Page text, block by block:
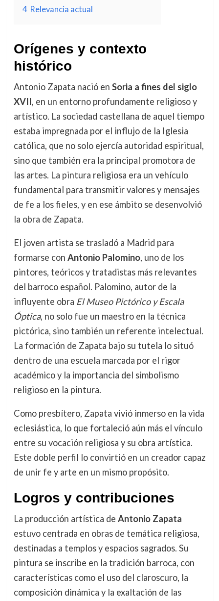
4 Relevancia actual
Orígenes y contexto
histórico
Antonio Zapata nació en Soria a fines del siglo
XVII, en un entorno profundamente religioso y
artístico. La sociedad castellana de aquel tiempo
estaba impregnada por el influjo de la Iglesia
católica, que no solo ejercía autoridad espiritual,
sino que también era la principal promotora de
las artes. La pintura religiosa era un vehículo
fundamental para transmitir valores y mensajes
de fe a los fieles, y en ese ámbito se desenvolvió
la obra de Zapata.
El joven artista se trasladó a Madrid para
formarse con Antonio Palomino, uno de los
pintores, teóricos y tratadistas más relevantes
del barroco español. Palomino, autor de la
influyente obra El Museo Pictórico y Escala
Óptica, no solo fue un maestro en la técnica
pictórica, sino también un referente intelectual.
La formación de Zapata bajo su tutela lo situó
dentro de una escuela marcada por el rigor
académico y la importancia del simbolismo
religioso en la pintura.
Como presbítero, Zapata vivió inmerso en la vida
eclesiástica, lo que fortaleció aún más el vínculo
entre su vocación religiosa y su obra artística.
Este doble perfil lo convirtió en un creador capaz
de unir fe y arte en un mismo propósito.
Logros y contribuciones
La producción artística de Antonio Zapata
estuvo centrada en obras de temática religiosa,
destinadas a templos y espacios sagrados. Su
pintura se inscribe en la tradición barroca, con
características como el uso del claroscuro, la
composición dinámica y la exaltación de las